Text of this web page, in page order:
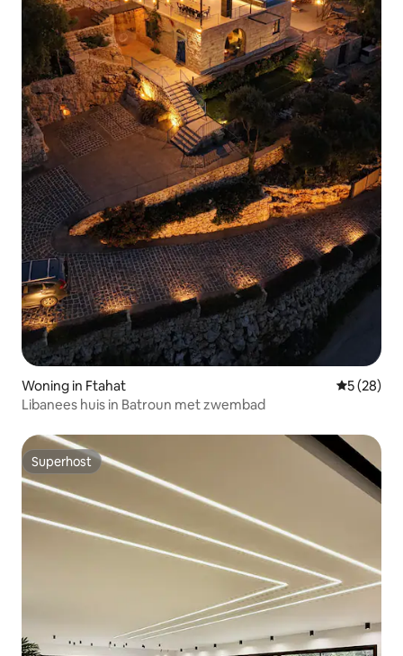
Woning in Ftahat
5 (28)
Libanees huis in Batroun met zwembad
Superhost
Superhost